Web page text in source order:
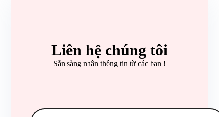
Liên hệ chúng tôi
Sẵn sàng nhận thông tin từ các bạn !